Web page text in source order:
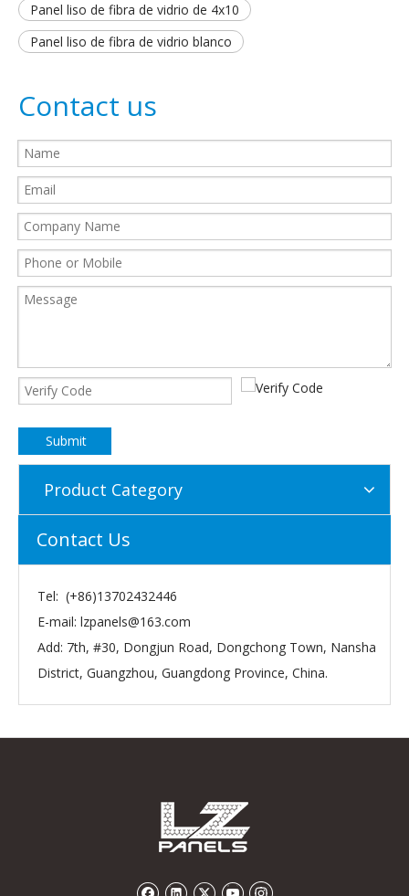
Panel liso de fibra de vidrio de 4x10
Panel liso de fibra de vidrio blanco
Contact us
Submit
Product Category
Contact Us
Tel: (+86)13702432446
E-mail: lzpanels@163.com
Add: 7th, #30, Dongjun Road, Dongchong Town, Nansha
District, Guangzhou, Guangdong Province, China.